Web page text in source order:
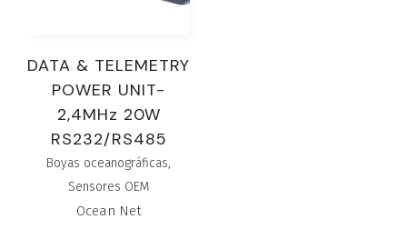
DATA & TELEMETRY
POWER UNIT-
2,4MHz 20W
RS232/RS485
Boyas oceanográficas,
Sensores OEM
Ocean Net